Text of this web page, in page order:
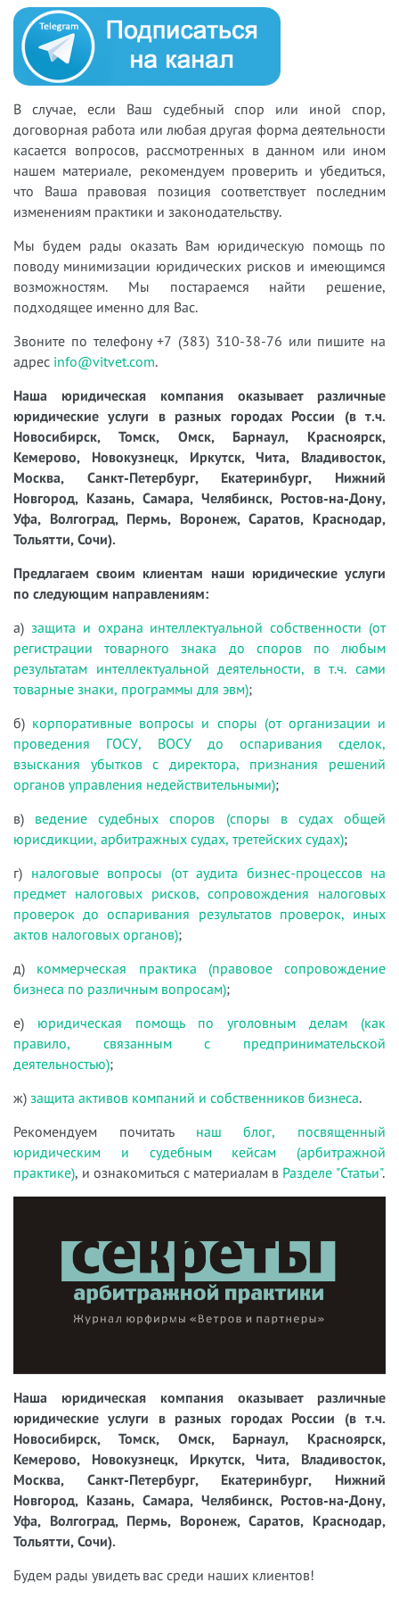
В случае, если Ваш судебный спор или иной спор,
договорная работа или любая другая форма деятельности
касается вопросов, рассмотренных в данном или ином
нашем материале, рекомендуем проверить и убедиться,
что Ваша правовая позиция соответствует последним
изменениям практики и законодательству.
Мы будем рады оказать Вам юридическую помощь по
поводу минимизации юридических рисков и имеющимся
возможностям. Мы постараемся найти решение,
подходящее именно для Вас.
Звоните по телефону +7 (383) 310-38-76 или пишите на
адрес info@vitvet.com.
Наша юридическая компания оказывает различные
юридические услуги в разных городах России (в т.ч.
Новосибирск, Томск, Омск, Барнаул, Красноярск,
Кемерово, Новокузнецк, Иркутск, Чита, Владивосток,
Москва, Санкт-Петербург, Екатеринбург, Нижний
Новгород, Казань, Самара, Челябинск, Ростов-на-Дону,
Уфа, Волгоград, Пермь, Воронеж, Саратов, Краснодар,
Тольятти, Сочи).
Предлагаем своим клиентам наши юридические услуги
по следующим направлениям:
а) защита и охрана интеллектуальной собственности (от
регистрации товарного знака до споров по любым
результатам интеллектуальной деятельности, в т.ч. сами
товарные знаки, программы для эвм);
б) корпоративные вопросы и споры (от организации и
проведения ГОСУ, ВОСУ до оспаривания сделок,
взыскания убытков с директора, признания решений
органов управления недействительными);
в) ведение судебных споров (споры в судах общей
юрисдикции, арбитражных судах, третейских судах);
г) налоговые вопросы (от аудита бизнес-процессов на
предмет налоговых рисков, сопровождения налоговых
проверок до оспаривания результатов проверок, иных
актов налоговых органов);
д) коммерческая практика (правовое сопровождение
бизнеса по различным вопросам);
е) юридическая помощь по уголовным делам (как
правило, связанным с предпринимательской
деятельностью);
ж) защита активов компаний и собственников бизнеса.
Рекомендуем почитать наш блог, посвященный
юридическим и судебным кейсам (арбитражной
практике), и ознакомиться с материалам в Разделе "Статьи".
Наша юридическая компания оказывает различные
юридические услуги в разных городах России (в т.ч.
Новосибирск, Томск, Омск, Барнаул, Красноярск,
Кемерово, Новокузнецк, Иркутск, Чита, Владивосток,
Москва, Санкт-Петербург, Екатеринбург, Нижний
Новгород, Казань, Самара, Челябинск, Ростов-на-Дону,
Уфа, Волгоград, Пермь, Воронеж, Саратов, Краснодар,
Тольятти, Сочи).
Будем рады увидеть вас среди наших клиентов!